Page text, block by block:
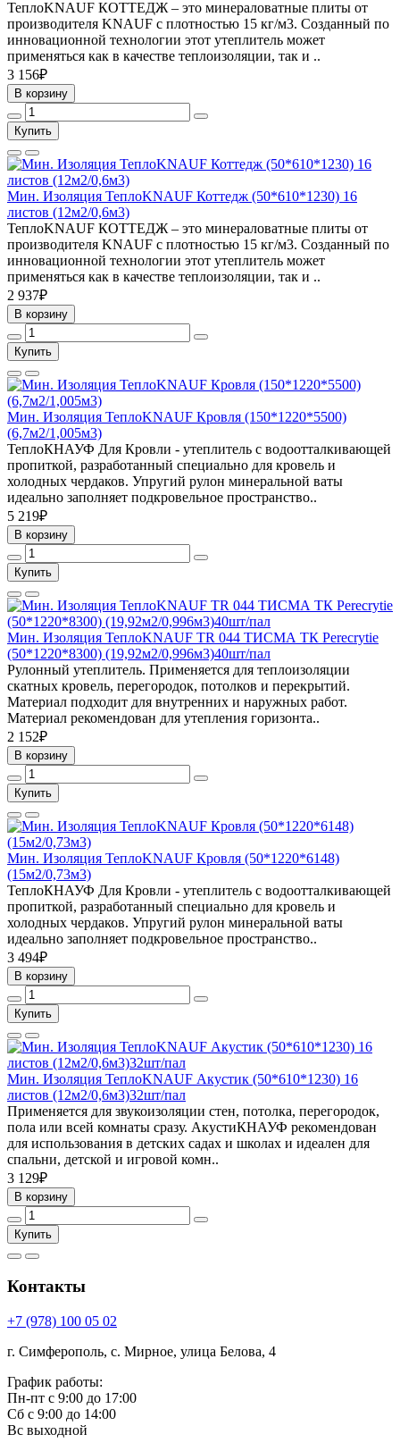
ТеплоKNAUF КОТТЕДЖ – это минераловатные плиты от
производителя KNAUF с плотностью 15 кг/м3. Созданный по
инновационной технологии этот утеплитель может
применяться как в качестве теплоизоляции, так и ..
3 156₽
В корзину
Купить
Мин. Изоляция ТеплоKNAUF Коттедж (50*610*1230) 16
листов (12м2/0,6м3)
ТеплоKNAUF КОТТЕДЖ – это минераловатные плиты от
производителя KNAUF с плотностью 15 кг/м3. Созданный по
инновационной технологии этот утеплитель может
применяться как в качестве теплоизоляции, так и ..
2 937₽
В корзину
Купить
Мин. Изоляция ТеплоKNAUF Кровля (150*1220*5500)
(6,7м2/1,005м3)
ТеплоКНАУФ Для Кровли - утеплитель с водоотталкивающей
пропиткой, разработанный специально для кровель и
холодных чердаков. Упругий рулон минеральной ваты
идеально заполняет подкровельное пространство..
5 219₽
В корзину
Купить
Мин. Изоляция ТеплоKNAUF ТR 044 ТИСМА ТК Perecrytie
(50*1220*8300) (19,92м2/0,996м3)40шт/пал
Рулонный утеплитель. Применяется для теплоизоляции
скатных кровель, перегородок, потолков и перекрытий.
Материал подходит для внутренних и наружных работ.
Материал рекомендован для утепления горизонта..
2 152₽
В корзину
Купить
Мин. Изоляция ТеплоKNAUF Кровля (50*1220*6148)
(15м2/0,73м3)
ТеплоКНАУФ Для Кровли - утеплитель с водоотталкивающей
пропиткой, разработанный специально для кровель и
холодных чердаков. Упругий рулон минеральной ваты
идеально заполняет подкровельное пространство..
3 494₽
В корзину
Купить
Мин. Изоляция ТеплоKNAUF Акустик (50*610*1230) 16
листов (12м2/0,6м3)32шт/пал
Применяется для звукоизоляции стен, потолка, перегородок,
пола или всей комнаты сразу. АкустиКНАУФ рекомендован
для использования в детских садах и школах и идеален для
спальни, детской и игровой комн..
3 129₽
В корзину
Купить
Контакты
+7 (978) 100 05 02
г. Симферополь, с. Мирное, улица Белова, 4
График работы:
Пн-пт с 9:00 до 17:00
Сб с 9:00 до 14:00
Вс выходной